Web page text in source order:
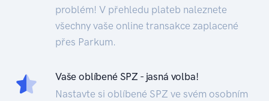
problém! V přehledu plateb naleznete
všechny vaše online transakce zaplacené
přes Parkum.
Vaše oblíbené SPZ - jasná volba!
Nastavte si oblíbené SPZ ve svém osobním